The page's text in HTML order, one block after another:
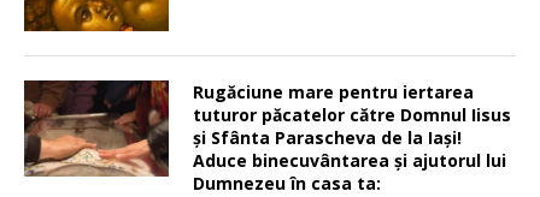
Rugăciune mare pentru iertarea
tuturor păcatelor către Domnul Iisus
şi Sfânta Parascheva de la Iaşi!
Aduce binecuvântarea şi ajutorul lui
Dumnezeu în casa ta: